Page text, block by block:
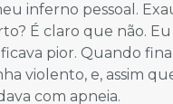
inferno pessoal.
É claro que não.
pior. Quando
violento, e, assim
com apneia.